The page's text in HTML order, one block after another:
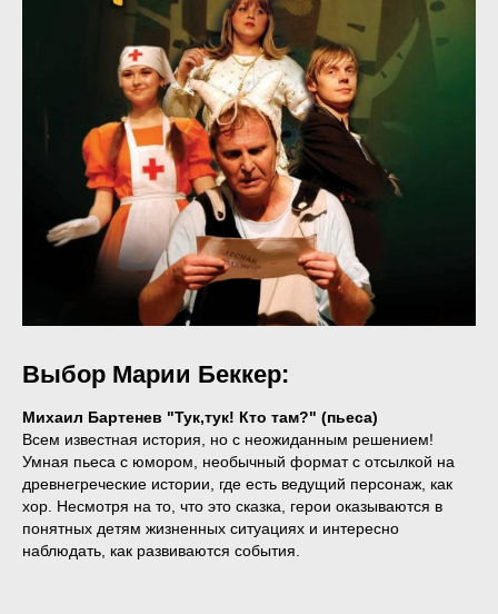
Выбор Марии Беккер:
Михаил Бартенев "Тук,тук! Кто там?" (пьеса)
Всем известная история, но с неожиданным решением!
Умная пьеса с юмором, необычный формат с отсылкой на
древнегреческие истории, где есть ведущий персонаж, как
хор. Несмотря на то, что это сказка, герои оказываются в
понятных детям жизненных ситуациях и интересно
наблюдать, как развиваются события.